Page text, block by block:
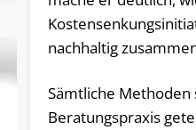
nachhaltig
Sämtliche Methoden
Beratungspraxis